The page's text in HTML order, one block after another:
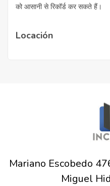
को आसानी से रिकॉर्ड कर सकते हैं।
Locación
Mariano Escobedo
Miguel